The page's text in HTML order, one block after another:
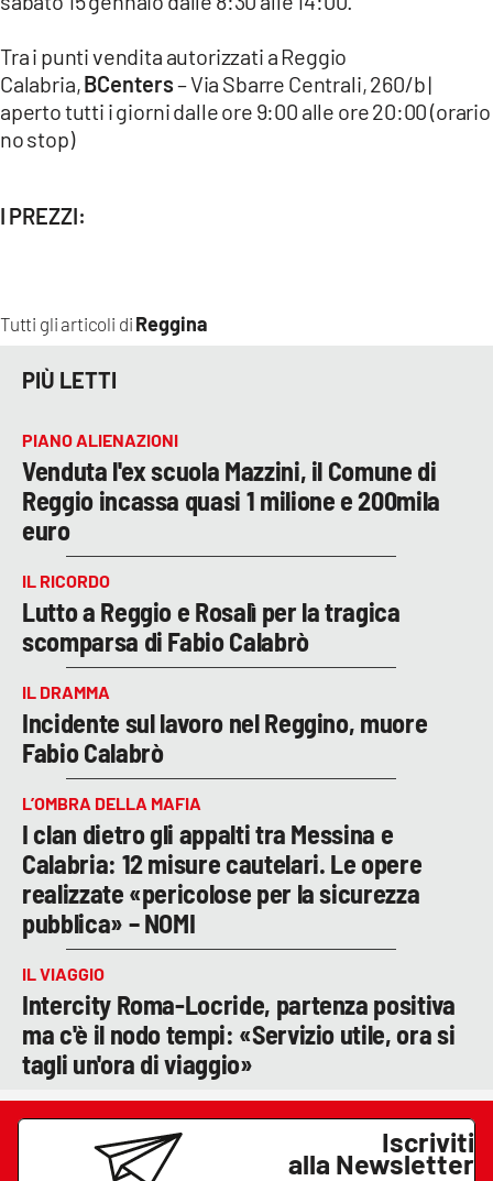
Tutti gli articoli di Reggina
Tra i punti vendita autorizzati a Reggio
Calabria,BCenters– Via Sbarre Centrali, 260/b |
aperto tutti i giorni dalle ore 9:00 alle ore 20:00 (orario
no stop)
I PREZZI:
PIÙ LETTI
PIANO ALIENAZIONI
Venduta l'ex scuola Mazzini, il Comune di
Reggio incassa quasi 1 milione e 200mila
euro
IL RICORDO
Lutto a Reggio e Rosalì per la tragica
scomparsa di Fabio Calabrò
IL DRAMMA
Incidente sul lavoro nel Reggino, muore
Fabio Calabrò
L’OMBRA DELLA MAFIA
I clan dietro gli appalti tra Messina e
Calabria: 12 misure cautelari. Le opere
realizzate «pericolose per la sicurezza
pubblica» – NOMI
IL VIAGGIO
Intercity Roma-Locride, partenza positiva
ma c'è il nodo tempi: «Servizio utile, ora si
tagli un'ora di viaggio»
Iscriviti
alla Newsletter